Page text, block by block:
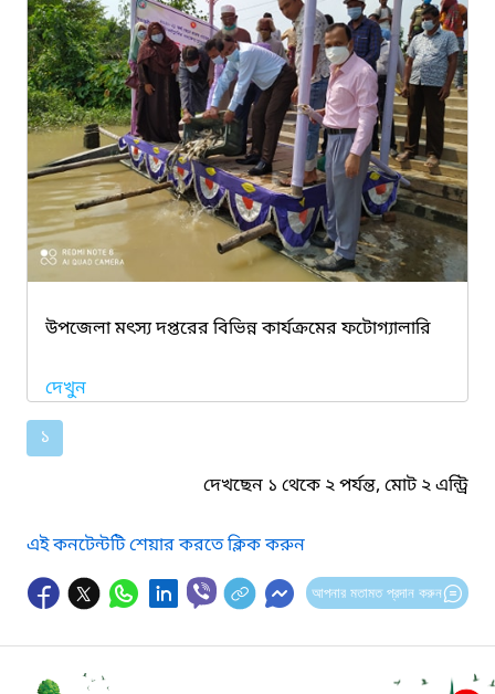
উপজেলা মৎস্য দপ্তরের বিভিন্ন কার্যক্রমের ফটোগ্যালারি
দেখুন
১
দেখছেন ১ থেকে ২ পর্যন্ত, মোট ২ এন্ট্রি
এই কনটেন্টটি শেয়ার করতে ক্লিক করুন
আপনার মতামত প্রদান করুন